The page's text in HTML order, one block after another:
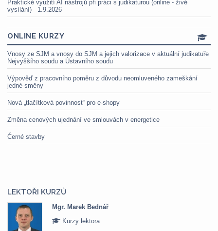
Praktické využití AI nástrojů při práci s judikaturou (online - živé
vysílání) - 1.9.2026
ONLINE KURZY
Vnosy ze SJM a vnosy do SJM a jejich valorizace v aktuální judikatuře
Nejvyššího soudu a Ústavního soudu
Výpověď z pracovního poměru z důvodu neomluveného zameškání
jedné směny
Nová „tlačítková povinnost“ pro e-shopy
Změna cenových ujednání ve smlouvách v energetice
Černé stavby
LEKTOŘI KURZŮ
Mgr. Marek Bednář
Kurzy lektora